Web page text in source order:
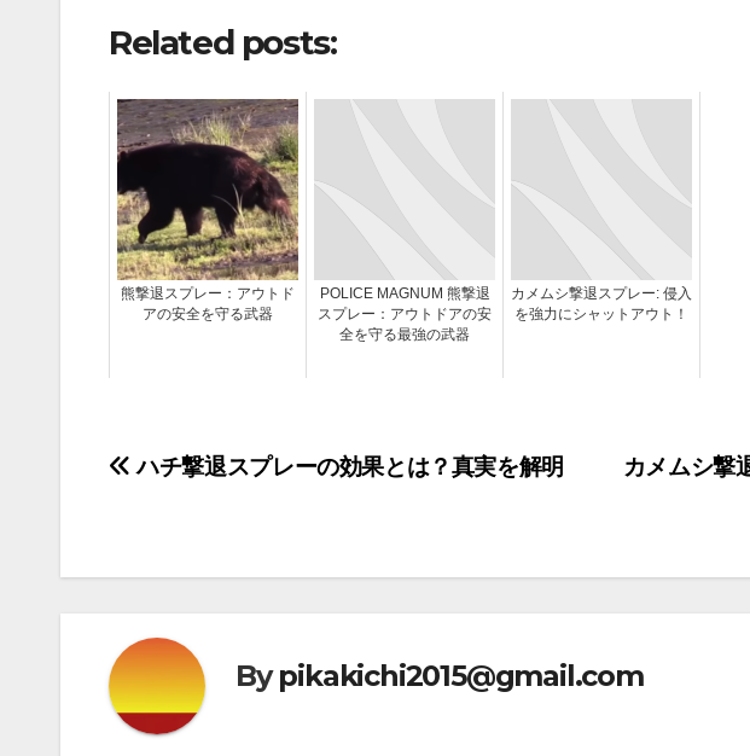
Related posts:
熊撃退スプレー：アウトド
アの安全を守る武器
POLICE MAGNUM 熊撃退
スプレー：アウトドアの安
全を守る最強の武器
カメムシ撃退スプレー: 侵入
を強力にシャットアウト！
投
ナ
ゲ
ー
カメムシ撃
ハチ撃退スプレーの効果とは？真実を解明
Bypikakichi2015@gmail.com